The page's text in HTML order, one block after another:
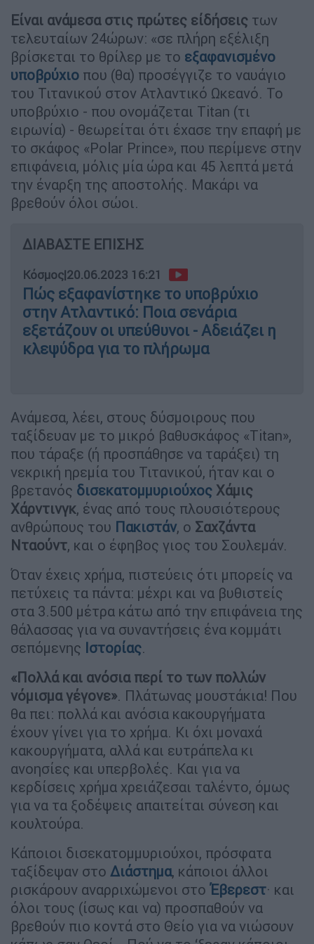
Είναι ανάμεσα στις πρώτες είδήσεις των
τελευταίων 24ώρων: «σε πλήρη εξέλιξη
βρίσκεται το θρίλερ με το εξαφανισμένο
υποβρύχιο που (θα) προσέγγιζε το ναυάγιο
του Τιτανικού στον Ατλαντικό Ωκεανό. Το
υποβρύχιο - που ονομάζεται Titan (τι
ειρωνία) - θεωρείται ότι έχασε την επαφή με
το σκάφος «Polar Prince», που περίμενε στην
επιφάνεια, μόλις μία ώρα και 45 λεπτά μετά
την έναρξη της αποστολής. Μακάρι να
βρεθούν όλοι σώοι.
ΔΙΑΒΑΣΤΕ ΕΠΙΣΗΣ
Κόσμος|20.06.2023 16:21
Πώς εξαφανίστηκε το υποβρύχιο
στην Ατλαντικό: Ποια σενάρια
εξετάζουν οι υπεύθυνοι - Αδειάζει η
κλεψύδρα για το πλήρωμα
Ανάμεσα, λέει, στους δύσμοιρους που
ταξίδευαν με το μικρό βαθυσκάφος «Titan»,
που τάραξε (ή προσπάθησε να ταράξει) τη
νεκρική ηρεμία του Τιτανικού, ήταν και ο
βρετανός δισεκατομμυριούχος Χάμις
Χάρντινγκ, ένας από τους πλουσιότερους
ανθρώπους του Πακιστάν, ο Σαχζάντα
Νταούντ, και ο έφηβος γιος του Σουλεμάν.
Όταν έχεις χρήμα, πιστεύεις ότι μπορείς να
πετύχεις τα πάντα: μέχρι και να βυθιστείς
στα 3.500 μέτρα κάτω από την επιφάνεια της
θάλασσας για να συναντήσεις ένα κομμάτι
σεπόμενης Ιστορίας.
«Πολλά και ανόσια περί το των πολλών
νόμισμα γέγονε». Πλάτωνας μουστάκια! Που
θα πει: πολλά και ανόσια κακουργήματα
έχουν γίνει για το χρήμα. Κι όχι μοναχά
κακουργήματα, αλλά και ευτράπελα κι
ανοησίες και υπερβολές. Και για να
κερδίσεις χρήμα χρειάζεσαι ταλέντο, όμως
για να τα ξοδέψεις απαιτείται σύνεση και
κουλτούρα.
Κάποιοι δισεκατομμυριούχοι, πρόσφατα
ταξίδεψαν στο Διάστημα, κάποιοι άλλοι
ρισκάρουν αναρριχώμενοι στο Έβερεστ· και
όλοι τους (ίσως και να) προσπαθούν να
βρεθούν πιο κοντά στο Θείο για να νιώσουν